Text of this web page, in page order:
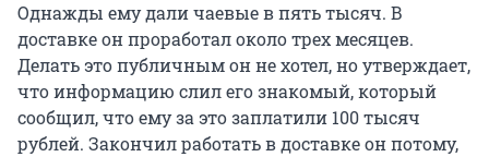
Однажды ему дали чаевые в пять тысяч. В
доставке он проработал около трех месяцев.
Делать это публичным он не хотел, но утверждает,
что информацию слил его знакомый, который
сообщил, что ему за это заплатили 100 тысяч
рублей. Закончил работать в доставке он потому,